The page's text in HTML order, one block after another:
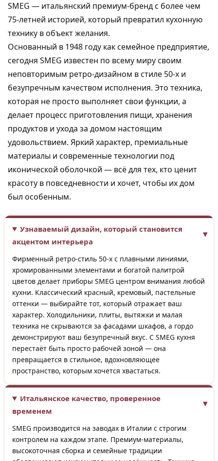
SMEG — итальянский премиум-бренд с более чем
75-летней историей, который превратил кухонную
технику в объект желания.
Основанный в 1948 году как семейное предприятие,
сегодня SMEG известен по всему миру своим
неповторимым ретро-дизайном в стиле 50-х и
безупречным качеством исполнения. Это техника,
которая не просто выполняет свои функции, а
делает процесс приготовления пищи, хранения
продуктов и ухода за домом настоящим
удовольствием. Яркий характер, премиальные
материалы и современные технологии под
иконической оболочкой — всё для тех, кто ценит
красоту в повседневности и хочет, чтобы их дом
был особенным.
Узнаваемый дизайн, который становится
акцентом интерьера
Фирменный ретро-стиль 50-х с плавными линиями,
хромированными элементами и богатой палитрой
цветов делает приборы SMEG центром внимания любой
кухни. Классический красный, кремовый, пастельные
оттенки — выбирайте тот, который отражает ваш
характер. Холодильники, плиты, вытяжки и малая
техника не скрываются за фасадами шкафов, а гордо
демонстрируют ваш безупречный вкус. С SMEG кухня
перестаёт быть просто рабочей зоной — она
превращается в стильное, вдохновляющее
пространство, которым хочется хвастаться.
Итальянское качество, проверенное
временем
SMEG производится на заводах в Италии с строгим
контролем на каждом этапе. Премиум-материалы,
высокоточная сборка и семейные традиции